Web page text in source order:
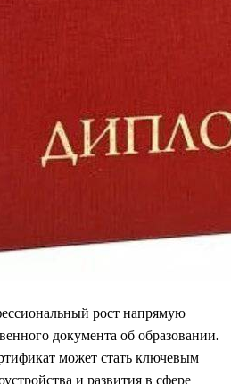
рост напрямую
документа об образовании.
может стать ключевым
и развития в сфере